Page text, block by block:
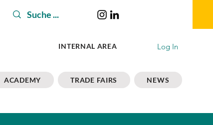
INTERNAL AREA Log In
ACADEMY TRADE FAIRS NEWS